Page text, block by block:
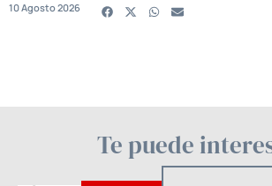
10 Agosto 2026
Te puede